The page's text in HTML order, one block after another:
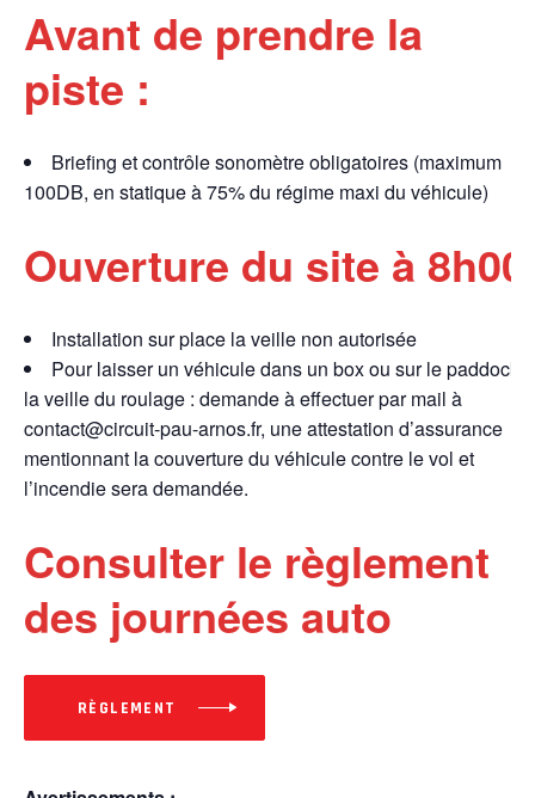
Avant de prendre la
piste :
Briefing et contrôle sonomètre obligatoires (maximum
100DB, en statique à 75% du régime maxi du véhicule)
Ouverture du site à 8h00
Installation sur place la veille non autorisée
Pour laisser un véhicule dans un box ou sur le paddock
la veille du roulage : demande à effectuer par mail à
contact@circuit-pau-arnos.fr, une attestation d’assurance
mentionnant la couverture du véhicule contre le vol et
l’incendie sera demandée.
Consulter le règlement
des journées auto
RÈGLEMENT